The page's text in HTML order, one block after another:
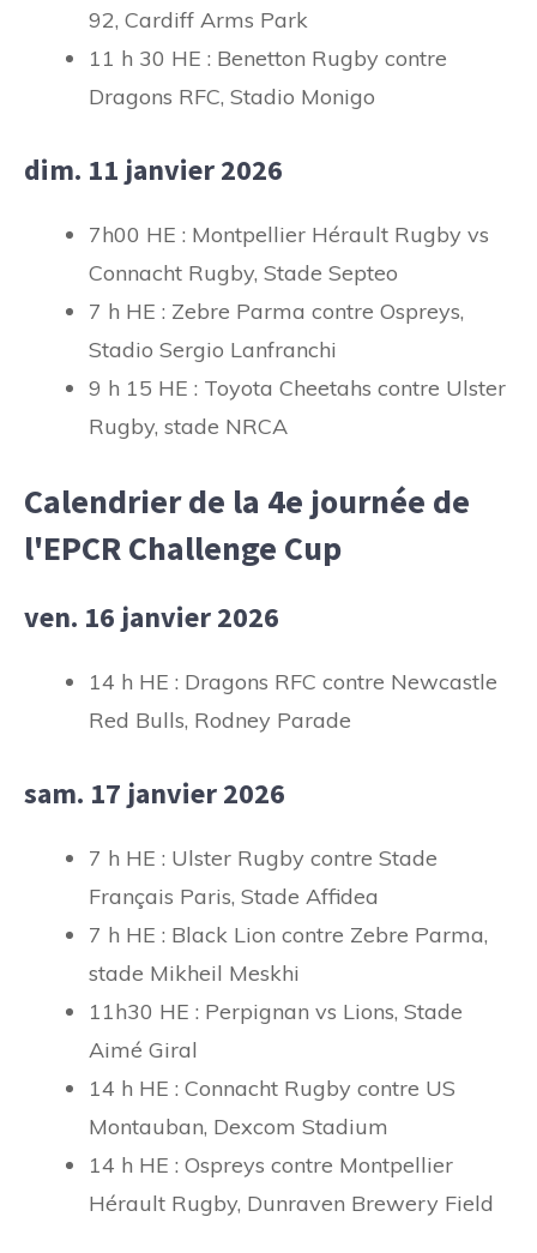
92, Cardiff Arms Park
11 h 30 HE : Benetton Rugby contre
Dragons RFC, Stadio Monigo
dim. 11 janvier 2026
7h00 HE : Montpellier Hérault Rugby vs
Connacht Rugby, Stade Septeo
7 h HE : Zebre Parma contre Ospreys,
Stadio Sergio Lanfranchi
9 h 15 HE : Toyota Cheetahs contre Ulster
Rugby, stade NRCA
Calendrier de la 4e journée de
l'EPCR Challenge Cup
ven. 16 janvier 2026
14 h HE : Dragons RFC contre Newcastle
Red Bulls, Rodney Parade
sam. 17 janvier 2026
7 h HE : Ulster Rugby contre Stade
Français Paris, Stade Affidea
7 h HE : Black Lion contre Zebre Parma,
stade Mikheil Meskhi
11h30 HE : Perpignan vs Lions, Stade
Aimé Giral
14 h HE : Connacht Rugby contre US
Montauban, Dexcom Stadium
14 h HE : Ospreys contre Montpellier
Hérault Rugby, Dunraven Brewery Field